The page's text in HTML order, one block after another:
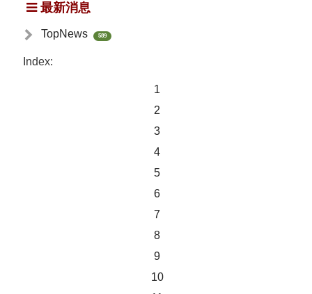
最新消息
TopNews 589
Index:
1
2
3
4
5
6
7
8
9
10